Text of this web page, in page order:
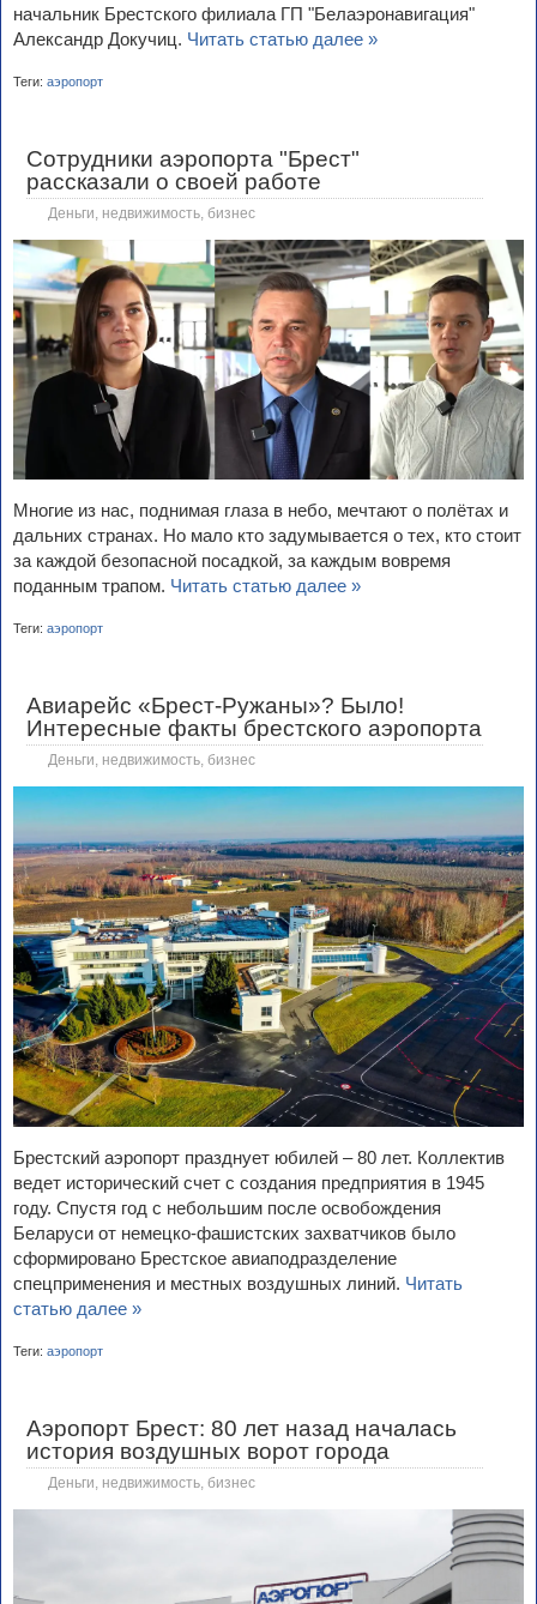
начальник Брестского филиала ГП "Белаэронавигация"
Александр Докучиц. Читать статью далее »
Теги: аэропорт
Сотрудники аэропорта "Брест"
рассказали о своей работе
Деньги, недвижимость, бизнес
Многие из нас, поднимая глаза в небо, мечтают о полётах и
дальних странах. Но мало кто задумывается о тех, кто стоит
за каждой безопасной посадкой, за каждым вовремя
поданным трапом. Читать статью далее »
Теги: аэропорт
Авиарейс «Брест-Ружаны»? Было!
Интересные факты брестского аэропорта
Деньги, недвижимость, бизнес
Брестский аэропорт празднует юбилей – 80 лет. Коллектив
ведет исторический счет с создания предприятия в 1945
году. Спустя год с небольшим после освобождения
Беларуси от немецко-фашистских захватчиков было
сформировано Брестское авиаподразделение
спецприменения и местных воздушных линий. Читать
статью далее »
Теги: аэропорт
Аэропорт Брест: 80 лет назад началась
история воздушных ворот города
Деньги, недвижимость, бизнес